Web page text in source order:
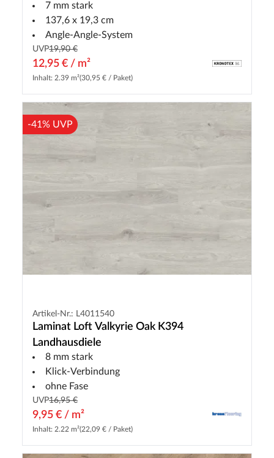
7 mm stark
137,6 x 19,3 cm
Angle-Angle-System
UVP19,90 €
12,95 € / m²
Inhalt: 2.39 m²(30,95 € / Paket)
-41% UVP
Artikel-Nr.: L4011540
Laminat Loft Valkyrie Oak K394
Landhausdiele
8 mm stark
Klick-Verbindung
ohne Fase
UVP16,95 €
9,95 € / m²
Inhalt: 2.22 m²(22,09 € / Paket)